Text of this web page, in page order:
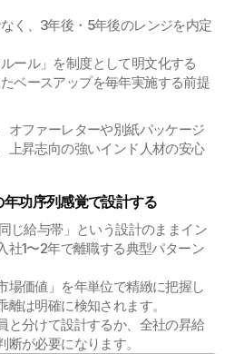
く、3年後・5年後のレンジを内定
ール」を制度として明文化する
ベースアップを毎年実施する前提
オファーレターや別紙パッケージ
上昇志向の強いインド人材の安心
功序列感覚で設計する
じ給与帯」という設計のままイン
社1〜2年で離職する典型パターン
場価値」を年単位で精緻に把握し
は明確に検知されます。
と分けて設計するか、全社の昇給
が必要になります。